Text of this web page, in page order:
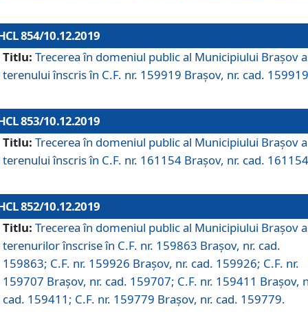
854/10.12.2019
Titlu: Trecerea în domeniul public al Municipiului Braşov a
terenului înscris în C.F. nr. 159919 Brașov, nr. cad.
853/10.12.2019
Titlu: Trecerea în domeniul public al Municipiului Braşov a
terenului înscris în C.F. nr. 161154 Brașov, nr. cad.
852/10.12.2019
Titlu: Trecerea în domeniul public al Municipiului Braşov a
terenurilor înscrise în C.F. nr. 159863 Brașov, nr. cad.
159863; C.F. nr. 159926 Brașov, nr. cad. 159926; C.F. nr.
159707 Brașov, nr. cad. 159707; C.F. nr. 159411 Brașov,
cad. 159411; C.F. nr. 159779 Brașov, nr. cad. 159779.